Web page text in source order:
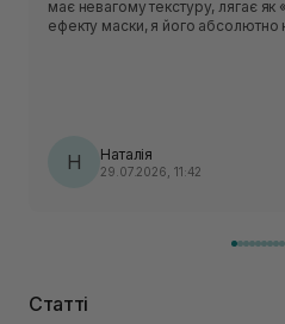
має невагому текстуру, лягає
ефекту маски, я його абсолютно
Н Наталія
29.07.2026, 11:42
Статті